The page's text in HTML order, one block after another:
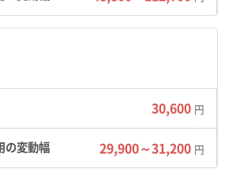
エリアには、道幅が4mに満たな
残っており、重機や大型ダンプ
が少なくありません。加えて、市
道153号線は慢性的に渋滞して
郷町との境にある福田橋南交差
を運び出す際の大きな障害にな
す。
30,600 円
29,900～31,200 円